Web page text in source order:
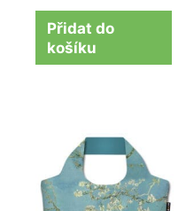
Přidat do
košíku